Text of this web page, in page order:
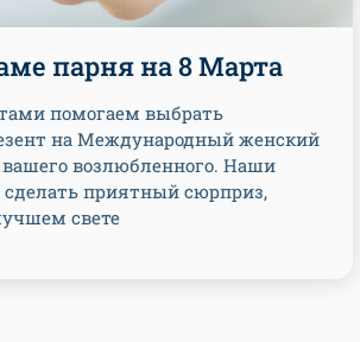
парня на 8 Марта
помогаем выбрать
на Международный женский
возлюбленного. Наши
сделать приятный сюрприз,
свете